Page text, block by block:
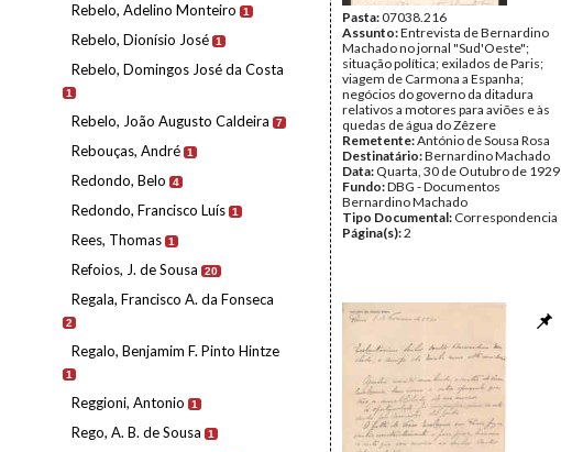
Rebelo, Adelino Monteiro 1
Rebelo, Dionísio José 1
Rebelo, Domingos José da Costa
1
Rebelo, João Augusto Caldeira 7
Rebouças, André 1
Redondo, Belo 4
Redondo, Francisco Luís 1
Rees, Thomas 1
Refoios, J. de Sousa 20
Regala, Francisco A. da Fonseca
2
Regalo, Benjamim F. Pinto Hintze
1
Reggioni, Antonio 1
Rego, A. B. de Sousa 1
Pasta:07038.216
Assunto:Entrevista de Bernardino
Machado no jornal "Sud'Oeste";
situação política; exilados de Paris;
viagem de Carmona a Espanha;
negócios do governo da ditadura
relativos a motores para aviões e às
quedas de água do Zêzere
Remetente:António de Sousa Rosa
Destinatário:Bernardino Machado
Data: Quarta, 30 de Outubro de 1929
Fundo:DBG - Documentos
Bernardino Machado
Tipo Documental: Correspondencia
Página(s):2